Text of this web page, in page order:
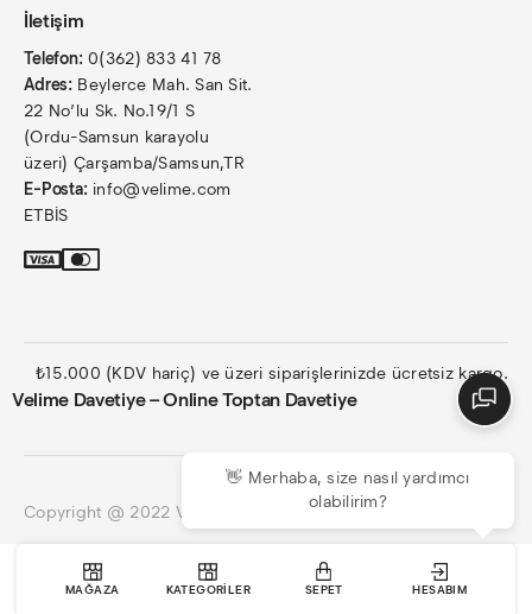
İletişim
Telefon: 0(362) 833 41 78
Adres: Beylerce Mah. San Sit.
22 No’lu Sk. No.19/1 S
(Ordu-Samsun karayolu
üzeri) Çarşamba/Samsun,TR
E-Posta: info@velime.com
ETBİS
Velime Davetiye – Online Toptan Davetiye
₺15.000 (KDV hariç) ve üzeri siparişlerinizde ücretsiz kargo.
Copyright @ 2022 Velime Davetiye. Tüm hakları saklıdır.
MAĞAZA KATEGORILER SEPET HESABIM
👋 Merhaba, size nasıl yardımcı
olabilirim?